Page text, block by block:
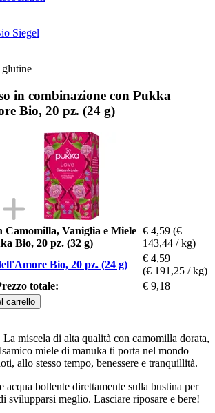
Siegel
glutine
in combinazione con Pukka
Bio, 20 pz. (24 g)
Camomilla, Vaniglia e Miele
Bio, 20 pz. (32 g)
€ 4,59 (€
143,44 / kg)
Bio, 20 pz. (24 g)
€ 4,59
(€ 191,25 / kg)
totale:
€ 9,18
carrello
miscela di alta qualità con camomilla dorata,
miele di manuka ti porta nel mondo
allo stesso tempo, benessere e tranquillità.
acqua bollente direttamente sulla bustina per
svilupparsi meglio. Lasciare riposare e bere!